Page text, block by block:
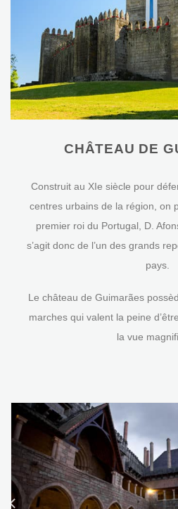
CHÂTEAU DE
Construit au XIe siècle pour
centres urbains de la région, on
premier roi du Portugal, D.
s’agit donc de l’un des grands
pays.
Le château de Guimarães
marches qui valent la peine
la vue